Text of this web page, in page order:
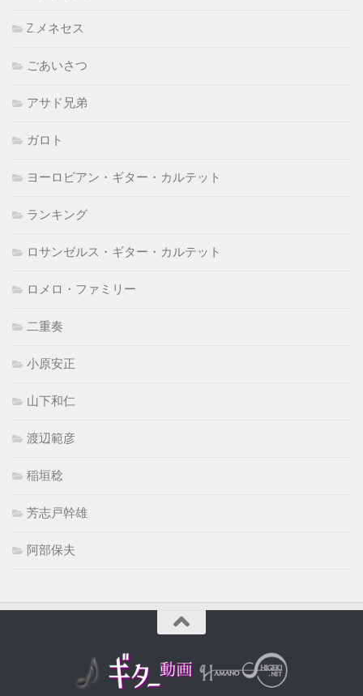
Z.メネセス
ごあいさつ
アサド兄弟
ガロト
ヨーロピアン・ギター・カルテット
ランキング
ロサンゼルス・ギター・カルテット
ロメロ・ファミリー
二重奏
小原安正
山下和仁
渡辺範彦
稲垣稔
芳志戸幹雄
阿部保夫